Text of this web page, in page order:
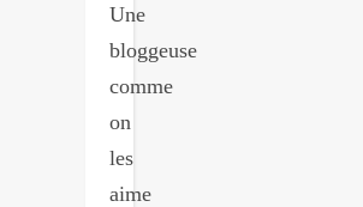
Une
bloggeuse
comme
on
les
aime